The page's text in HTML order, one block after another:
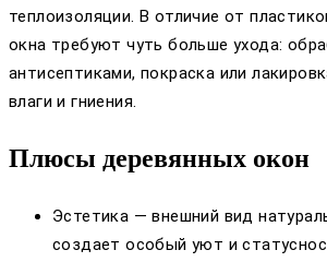
теплоизоляции. В отличие от
окна требуют чуть больше ухода:
антисептиками, покраска или
влаги и гниения.
Плюсы деревянных окон
Эстетика — внешний вид
создает особый уют и